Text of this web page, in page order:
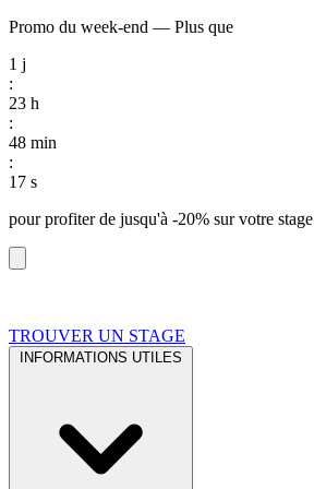
Promo du week-end — Plus que
1 j
:
23 h
:
48 min
:
16 s
pour profiter de jusqu'à -20% sur votre stage
TROUVER UN STAGE
INFORMATIONS UTILES